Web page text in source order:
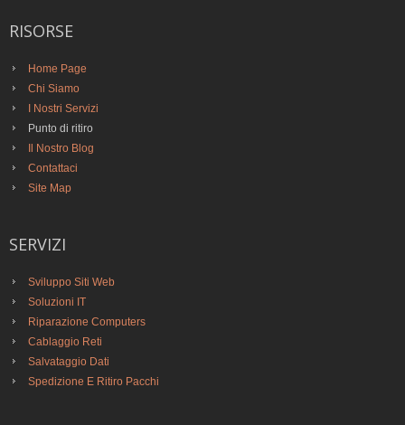
RISORSE
Home Page
Chi Siamo
I Nostri Servizi
Punto di ritiro
Il Nostro Blog
Contattaci
Site Map
SERVIZI
Sviluppo Siti Web
Soluzioni IT
Riparazione Computers
Cablaggio Reti
Salvataggio Dati
Spedizione E Ritiro Pacchi